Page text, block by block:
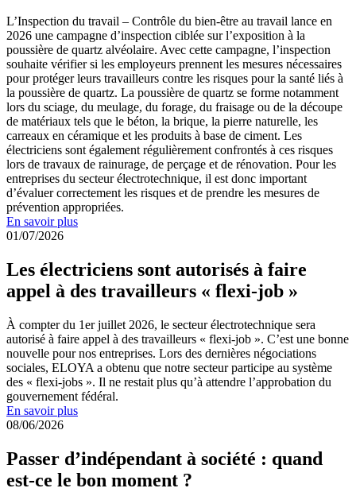
L’Inspection du travail – Contrôle du bien-être au travail lance en
2026 une campagne d’inspection ciblée sur l’exposition à la
poussière de quartz alvéolaire. Avec cette campagne, l’inspection
souhaite vérifier si les employeurs prennent les mesures nécessaires
pour protéger leurs travailleurs contre les risques pour la santé liés à
la poussière de quartz. La poussière de quartz se forme notamment
lors du sciage, du meulage, du forage, du fraisage ou de la découpe
de matériaux tels que le béton, la brique, la pierre naturelle, les
carreaux en céramique et les produits à base de ciment. Les
électriciens sont également régulièrement confrontés à ces risques
lors de travaux de rainurage, de perçage et de rénovation. Pour les
entreprises du secteur électrotechnique, il est donc important
d’évaluer correctement les risques et de prendre les mesures de
prévention appropriées.
En savoir plus
01/07/2026
Les électriciens sont autorisés à faire
appel à des travailleurs « flexi-job »
À compter du 1er juillet 2026, le secteur électrotechnique sera
autorisé à faire appel à des travailleurs « flexi-job ». C’est une bonne
nouvelle pour nos entreprises. Lors des dernières négociations
sociales, ELOYA a obtenu que notre secteur participe au système
des « flexi-jobs ». Il ne restait plus qu’à attendre l’approbation du
gouvernement fédéral.
En savoir plus
08/06/2026
Passer d’indépendant à société : quand
est-ce le bon moment ?